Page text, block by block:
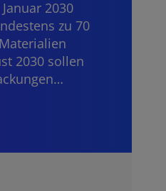
2030
zu 70
2030 sollen